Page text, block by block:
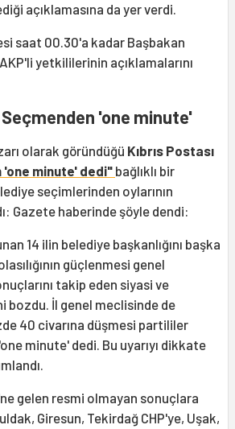
açıklamasına da yer verdi.
saat 00.30'a kadar Başbakan
yetkililerinin açıklamalarını
Seçmenden 'one minute'
olarak göründüğü Kıbrıs Postası
'one minute' dedi" bağlıklı bir
seçimlerinden oylarının
Gazete haberinde şöyle dendi:
14 ilin belediye başkanlığını başka
güçlenmesi genel
takip eden siyasi ve
bozdu. İl genel meclisinde de
40 civarına düşmesi partililer
minute' dedi. Bu uyarıyı dikkate
gelen resmi olmayan sonuçlara
Giresun, Tekirdağ CHP'ye, Uşak,